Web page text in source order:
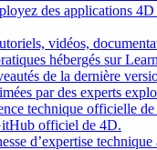
des applications
vidéos,
hébergés sur
de la dernière
par des experts
technique officielle
officiel de 4D.
d’expertise